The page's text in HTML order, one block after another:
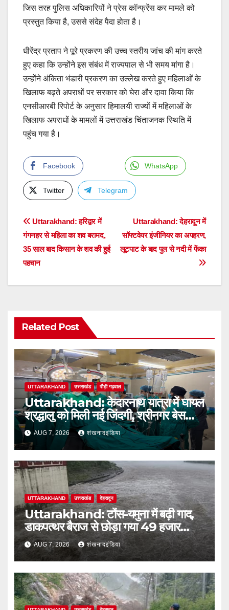
जिस तरह पुलिस अधिकारियों ने प्रेस कॉन्फ्रेंस कर मामले को
प्रस्तुत किया है, उससे संदेह पैदा होता है।
धीरेंद्र प्रताप ने पूरे प्रकरण की उच्च स्तरीय जांच की मांग करते
हुए कहा कि उन्होंने इस संबंध में राज्यपाल से भी समय मांगा है।
उन्होंने अंकिता भंडारी प्रकरण का उल्लेख करते हुए महिलाओं के
खिलाफ बढ़ते अपराधों पर सरकार को घेरा और दावा किया कि
एनसीआरबी रिपोर्ट के अनुसार हिमालयी राज्यों में महिलाओं के
खिलाफ अपराधों के मामलों में उत्तराखंड चिंताजनक स्थिति में
पहुंच गया है।
Facebook WhatsApp
Twitter Telegram
Post
navigation
Uttarakhand: देहरादून में
सॉफ्टवेयर इंजीनियर का अपहरण,
लूटपाट के बाद पुल से नदी में फेंका
Uttarakhand: हरिद्वार में
गंगनहर से महिला का शव बरामद,
35 साल बाद किसान के शव की हुई
पहचान
Related Post
UTTARAKHAND उत्तराखंड पौड़ी गढ़वाल
Uttarakhand: केदारनाथ यात्रा में घायल
श्रद्धालु को मिली नई जिंदगी, श्रीनगर बेस
अस्पताल में सफल ब्रेन सर्जरी
AUG 7, 2026 शंखनादइंडिया
UTTARAKHAND उत्तराखंड देहरादून
Uttarakhand: टोंस-यमुना में बढ़ी गाद,
डाकपत्थर बैराज से छोड़ा गया 49 हजार
क्यूसेक पानी; जलविद्युत उत्पादन प्रभावित
AUG 7, 2026 शंखनादइंडिया